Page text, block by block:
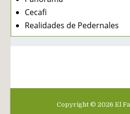
Cecafi
Realidades de Pedernales
Copyright © 2026 El